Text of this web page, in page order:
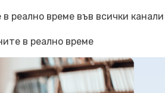
реално време във всички канали
в реално време